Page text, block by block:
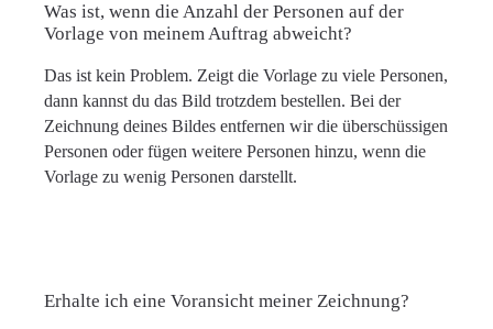
Was ist, wenn die Anzahl der Personen auf der
Vorlage von meinem Auftrag abweicht?
Das ist kein Problem. Zeigt die Vorlage zu viele Personen,
dann kannst du das Bild trotzdem bestellen. Bei der
Zeichnung deines Bildes entfernen wir die überschüssigen
Personen oder fügen weitere Personen hinzu, wenn die
Vorlage zu wenig Personen darstellt.
Erhalte ich eine Voransicht meiner Zeichnung?